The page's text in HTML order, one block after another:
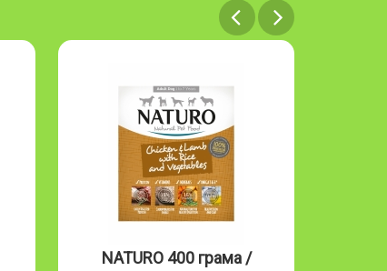
NATURO 400 грама /